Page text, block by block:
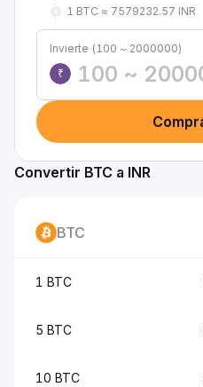
1 BTC ≈ 7579232.57 INR
Invierte (100 ~ 2000000)
₹
Convertir BTC a INR
BTC
1 BTC
5 BTC
10 BTC